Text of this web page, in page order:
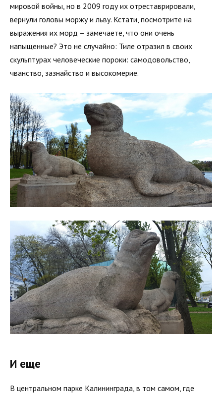
мировой войны, но в 2009 году их отреставрировали,
вернули головы моржу и льву. Кстати, посмотрите на
выражения их морд – замечаете, что они очень
напыщенные? Это не случайно: Тиле отразил в своих
скульптурах человеческие пороки: самодовольство,
чванство, зазнайство и высокомерие.
И еще
В центральном парке Калининграда, в том самом, где